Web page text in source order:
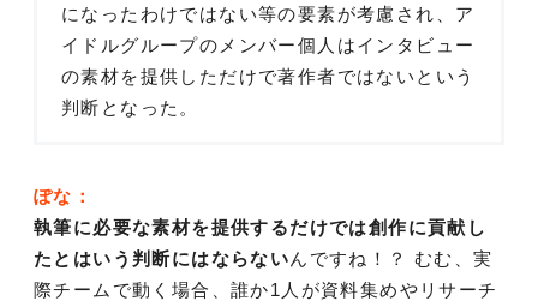
になったわけではない等の要素が考慮され、ア
イドルグループのメンバー個人はインタビュー
の素材を提供しただけで著作者ではないという
判断となった。
ぽな：
執筆に必要な素材を提供するだけでは創作に貢献し
たとはいう判断にはならないんですね！？ むむ、実
際チームで動く場合、誰か1人が資料集めやリサーチ